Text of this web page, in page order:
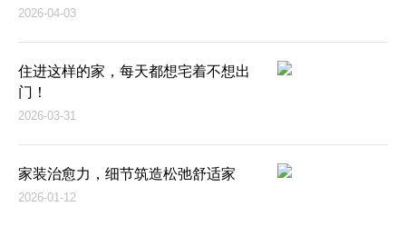
2026-04-03
住进这样的家，每天都想宅着不想出
门！
2026-03-31
家装治愈力，细节筑造松弛舒适家
2026-01-12